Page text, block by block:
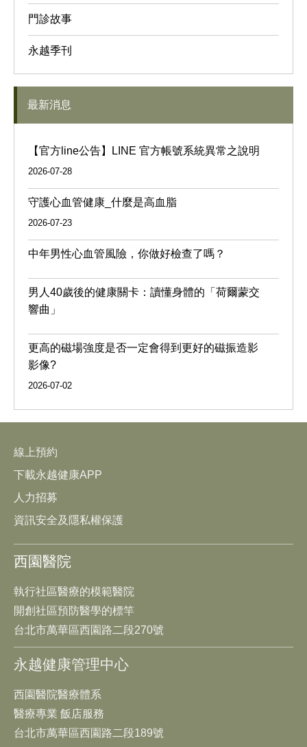
門診故事
永越季刊
最新消息
【官方line公告】LINE 官方帳號系統異常之說明
2026-07-28
守護心血管健康_什麼是高血脂
2026-07-23
中年男性心血管風險，你做好檢查了嗎？
男人40歲後的健康關卡：讀懂身體的「荷爾蒙交
響曲」
更高的磁場強度是否一定會得到更好的磁振造影
影像?
2026-07-02
線上預約
下載永越健康APP
人力招募
資訊安全及隱私權保護
西園醫院
執行社區醫療的模範醫院
開創社區預防醫學的標竿
台北市萬華區西園路二段270號
永越健康管理中心
西園醫院醫療體系
醫療專業 飯店服務
台北市萬華區西園路二段189號